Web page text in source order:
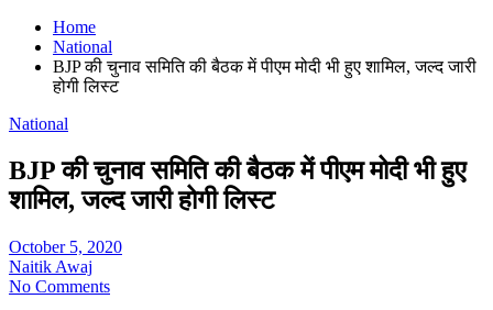
Home
National
BJP की चुनाव समिति की बैठक में पीएम मोदी भी हुए शामिल, जल्‍द जारी
होगी लिस्‍ट
National
BJP की चुनाव समिति की बैठक में पीएम मोदी भी हुए
शामिल, जल्‍द जारी होगी लिस्‍ट
October 5, 2020
Naitik Awaj
No Comments